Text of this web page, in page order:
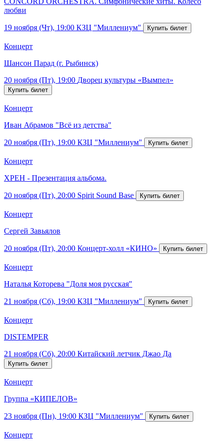
любви
19 ноября (Чт), 19:00 КЗЦ "Миллениум"
Концерт
Шансон Парад (г. Рыбинск)
20 ноября (Пт), 19:00 Дворец культуры «Вымпел»
Концерт
Иван Абрамов "Всё из детства"
20 ноября (Пт), 19:00 КЗЦ "Миллениум"
Концерт
ХРЕН - Презентация альбома.
20 ноября (Пт), 20:00 Spirit Sound Base
Концерт
Сергей Завьялов
20 ноября (Пт), 20:00 Концерт-холл «КИНО»
Концерт
Наталья Которева "Доля моя русская"
21 ноября (Сб), 19:00 КЗЦ "Миллениум"
Концерт
DISTEMPER
21 ноября (Сб), 20:00 Китайский летчик Джао Да
Концерт
Группа «КИПЕЛОВ»
23 ноября (Пн), 19:00 КЗЦ "Миллениум"
Концерт